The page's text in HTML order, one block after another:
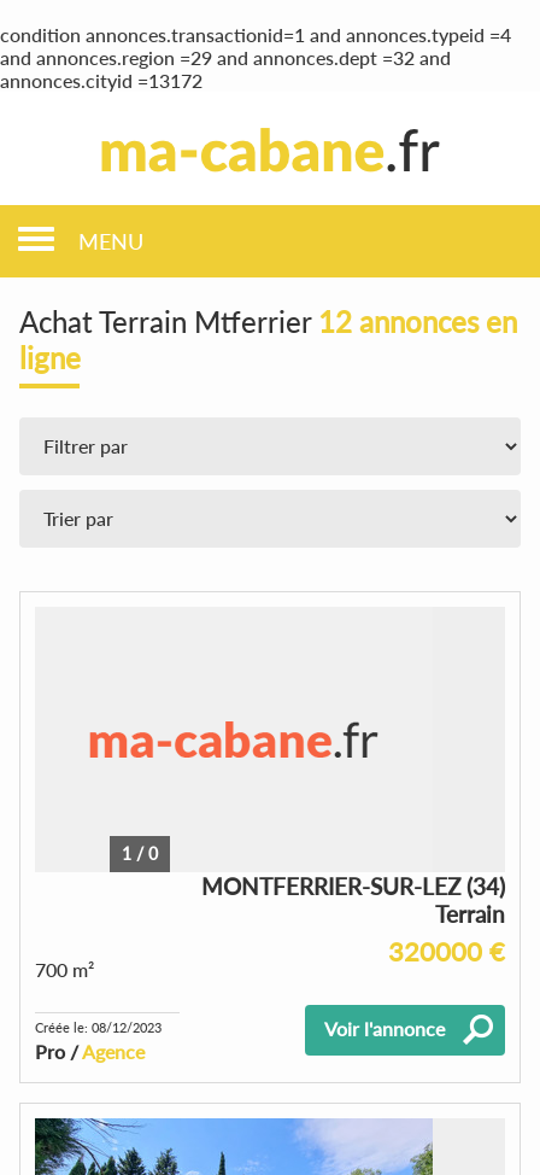
condition annonces.transactionid=1 and annonces.typeid =4
and annonces.region =29 and annonces.dept =32 and
annonces.cityid =13172
MENU
Achat Terrain Mtferrier 12 annonces en
ligne
1 /0
MONTFERRIER-SUR-LEZ (34)
Terrain
320000 €
700 m²
Créée le: 08/12/2023
Pro /Agence
Voir l'annonce